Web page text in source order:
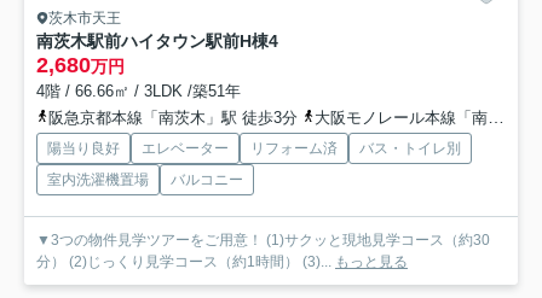
茨木市天王
南茨木駅前ハイタウン駅前H棟4
2,680万円
4階 / 66.66㎡ / 3LDK /築51年
阪急京都本線「南茨木」駅 徒歩3分
大阪モノレール本線「南茨木」駅 徒歩3分
陽当り良好 エレベーター リフォーム済
バス・トイレ別
室内洗濯機置場
バルコニー
▼3つの物件見学ツアーをご用意！ (1)サクッと現地見学コース（約30
分） (2)じっくり見学コース（約1時間） (3)... もっと見る